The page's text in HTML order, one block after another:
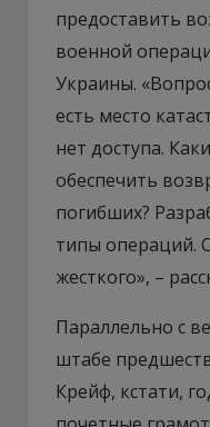
предоставить
военной
Украины.
есть место
нет доступа.
обеспечить
погибших?
типы операций.
жесткого», –
Параллельно с
штабе
Крейф, кстати,